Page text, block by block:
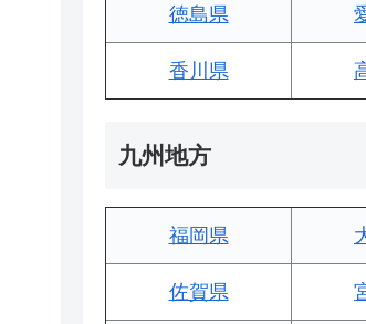
徳島県
香川県
九州地方
福岡県
佐賀県